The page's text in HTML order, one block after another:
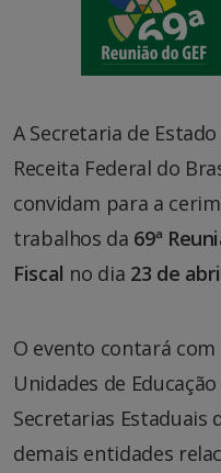
A Secretaria de
Receita Federal do
convidam para a
trabalhos da 69ª
Fiscal no dia 23 de
O evento contará
Unidades de
Secretarias Estaduais
demais entidades